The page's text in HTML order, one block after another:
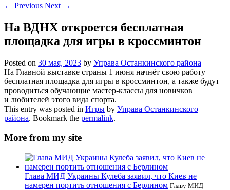
← Previous Next →
На ВДНХ откроется бесплатная
площадка для игры в кроссминтон
Posted on 30 мая, 2023 by Управа Останкинского района
На Главной выставке страны 1 июня начнёт свою работу
бесплатная площадка для игры в кроссминтон, а также будут
проводиться обучающие мастер-классы для новичков
и любителей этого вида спорта.
This entry was posted in Игры by Управа Останкинского
района. Bookmark the permalink.
More from my site
Глава МИД Украины Кулеба заявил, что Киев не
намерен портить отношения с Берлином Главу МИД